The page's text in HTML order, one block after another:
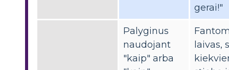
gerai!"
Palyginus
naudojant
"kaip" arba
laivas,